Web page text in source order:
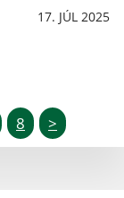
17. JÚL 2025
8 >